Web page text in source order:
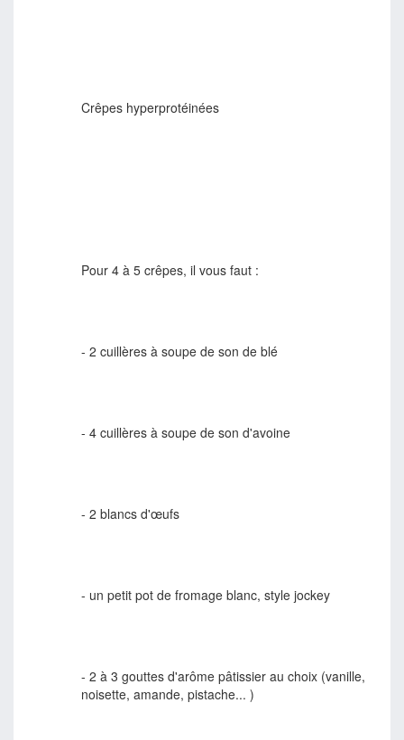
Crêpes hyperprotéinées
Pour 4 à 5 crêpes, il vous faut :
- 2 cuillères à soupe de son de blé
- 4 cuillères à soupe de son d'avoine
- 2 blancs d'œufs
- un petit pot de fromage blanc, style jockey
- 2 à 3 gouttes d'arôme pâtissier au choix (vanille,
noisette, amande, pistache... )